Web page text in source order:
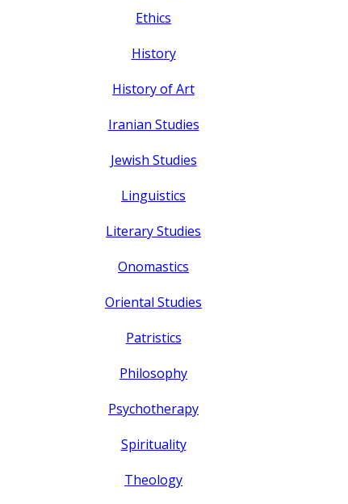
Ethics
History
History of Art
Iranian Studies
Jewish Studies
Linguistics
Literary Studies
Onomastics
Oriental Studies
Patristics
Philosophy
Psychotherapy
Spirituality
Theology